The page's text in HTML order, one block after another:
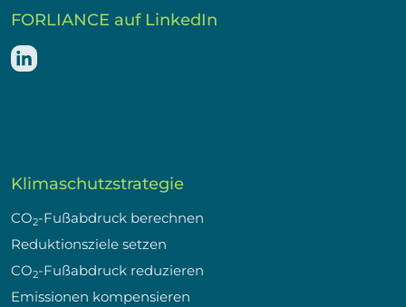
FORLIANCE auf LinkedIn
Klimaschutzstrategie
CO2-Fußabdruck berechnen
Reduktionsziele setzen
CO2-Fußabdruck reduzieren
Emissionen kompensieren